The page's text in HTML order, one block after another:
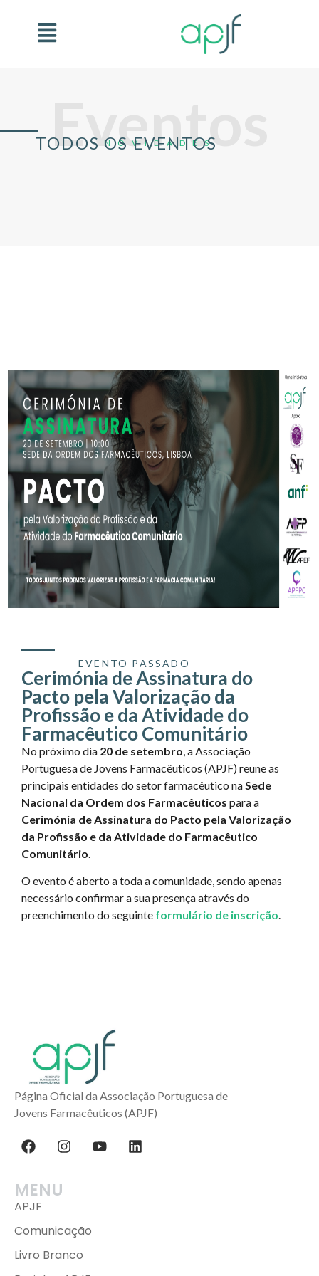
Eventos
NOVIDADES
TODOS OS EVENTOS
EVENTO PASSADO
Cerimónia de Assinatura do
Pacto pela Valorização da
Profissão e da Atividade do
Farmacêutico Comunitário
No próximo dia 20 de setembro, aAssociação
Portuguesa de Jovens Farmacêuticos (APJF) reune as
principais entidades do setor farmacêutico naSede
Nacional da Ordem dos Farmacêuticos para a
Cerimónia de Assinatura do Pacto pela Valorização
da Profissão e da Atividade do Farmacêutico
Comunitário.
O evento é aberto a toda a comunidade, sendo apenas
necessário confirmar a sua presença através do
preenchimento do seguinte formulário de inscrição.
Página Oficial da Associação Portuguesa de
Jovens Farmacêuticos (APJF)
MENU
APJF
Comunicação
Livro Branco